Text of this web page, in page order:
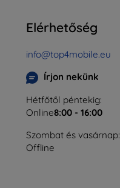
Elérhetőség
info@top4mobile.eu
Írjon nekünk
Hétfőtől péntekig:
Online8:00 - 16:00
Szombat és vasárnap:
Offline